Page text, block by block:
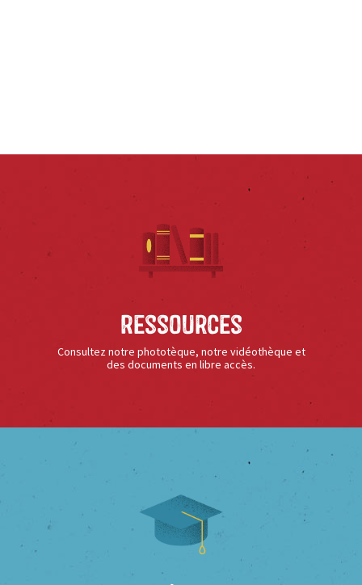
Ressources
Consultez notre phototèque, notre vidéothèque et
des documents en libre accès.